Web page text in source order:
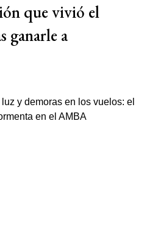
que vivió el
ganarle a